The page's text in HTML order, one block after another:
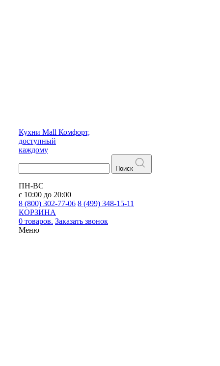
Кухни Mall Комфорт,
доступный
каждому
Поиск
ПН-ВС
с 10:00 до 20:00
8 (800) 302-77-06 8 (499) 348-15-11
КОРЗИНА
0 товаров. Заказать звонок
Меню